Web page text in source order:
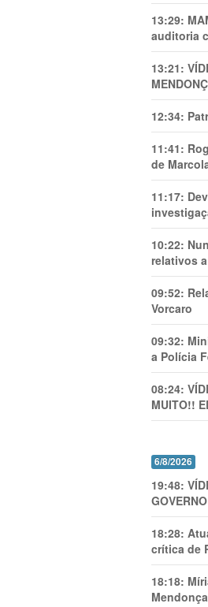
13:29:
auditoria
13:21:
12:34:
11:41:
de
11:17:
10:22:
relativos
09:52:
Vorcaro
09:32:
a Polícia
08:24:
MUITO!!
6/8/2026
19:48:
18:28:
crítica de
18:18:
Mendonça